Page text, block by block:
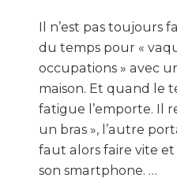
Il n’est pas toujours
du temps pour «
occupations » avec
maison. Et quand le
fatigue l’emporte. Il
un bras », l’autre
faut alors faire vite
son smartphone. …